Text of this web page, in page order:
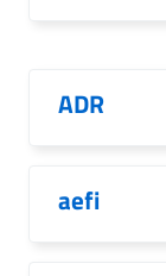
ADR
aefi